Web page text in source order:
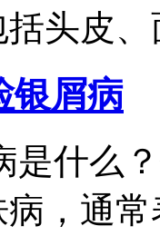
头皮、
银屑病
什么
病，通